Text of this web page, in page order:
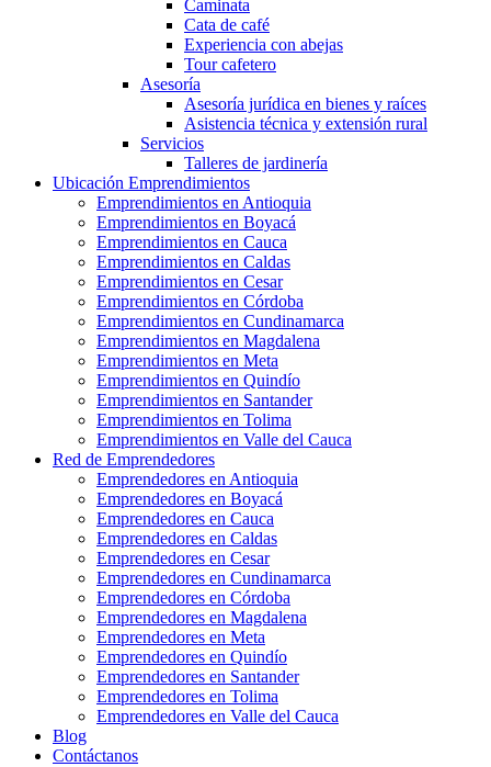
Caminata
Cata de café
Experiencia con abejas
Tour cafetero
Asesoría
Asesoría jurídica en bienes y raíces
Asistencia técnica y extensión rural
Servicios
Talleres de jardinería
Ubicación Emprendimientos
Emprendimientos en Antioquia
Emprendimientos en Boyacá
Emprendimientos en Cauca
Emprendimientos en Caldas
Emprendimientos en Cesar
Emprendimientos en Córdoba
Emprendimientos en Cundinamarca
Emprendimientos en Magdalena
Emprendimientos en Meta
Emprendimientos en Quindío
Emprendimientos en Santander
Emprendimientos en Tolima
Emprendimientos en Valle del Cauca
Red de Emprendedores
Emprendedores en Antioquia
Emprendedores en Boyacá
Emprendedores en Cauca
Emprendedores en Caldas
Emprendedores en Cesar
Emprendedores en Cundinamarca
Emprendedores en Córdoba
Emprendedores en Magdalena
Emprendedores en Meta
Emprendedores en Quindío
Emprendedores en Santander
Emprendedores en Tolima
Emprendedores en Valle del Cauca
Blog
Contáctanos